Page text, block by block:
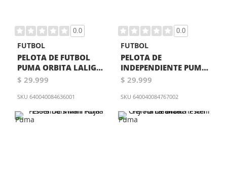
0.0
FUTBOL
PELOTA DE FUTBOL
PUMA ORBITA LALIGA
1 MINI BLANCA
$ 29.999
SKU 640040084636001
0.0
FUTBOL
PELOTA DE
INDEPENDIENTE PUMA
MINI BLANCA
$ 29.999
SKU 640040084767002